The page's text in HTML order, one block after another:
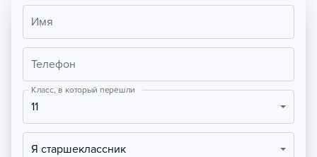
Имя
Телефон
Класс, в который перешли
11
Я старшеклассник